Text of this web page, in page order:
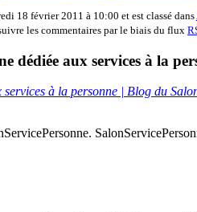
18 février 2011 à 10:00 et est classé dans
les commentaires par le biais du flux
aux services à la
à la personne | Blog du